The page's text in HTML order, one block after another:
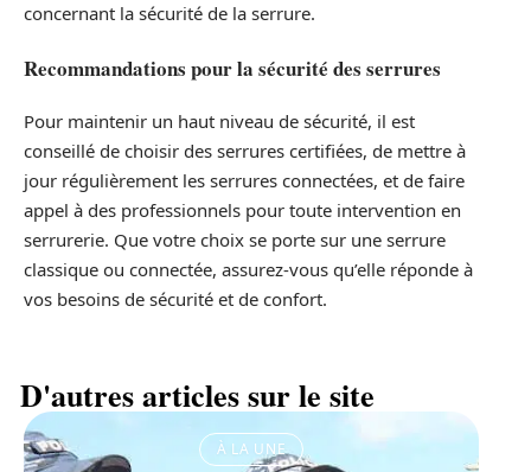
concernant la sécurité de la serrure.
Recommandations pour la sécurité des serrures
Pour maintenir un haut niveau de sécurité, il est
conseillé de choisir des serrures certifiées, de mettre à
jour régulièrement les serrures connectées, et de faire
appel à des professionnels pour toute intervention en
serrurerie. Que votre choix se porte sur une serrure
classique ou connectée, assurez-vous qu’elle réponde à
vos besoins de sécurité et de confort.
D'autres articles sur le site
À LA UNE